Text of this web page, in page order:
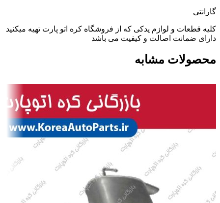
گارانتی
کلیه قطعات و لوازم یدکی که از فروشگاه کره اتو پارت تهیه میکنید
دارای ضمانت اصالت و کیفیت می باشد
محصولات مشابه